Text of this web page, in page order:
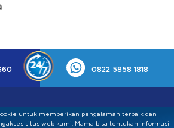
0822 5858 1818
untuk memberikan pengalaman terbaik dan
situs web kami. Mama bisa tentukan informasi